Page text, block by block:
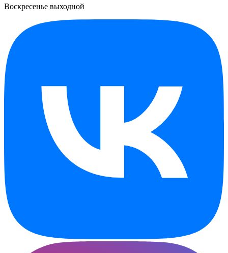
Воскресенье выходной